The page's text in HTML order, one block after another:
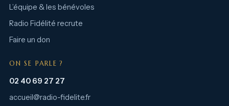
L’équipe & les bénévoles
Radio Fidélité recrute
Faire un don
ON SE PARLE ?
02 40 69 27 27
accueil@radio-fidelite.fr